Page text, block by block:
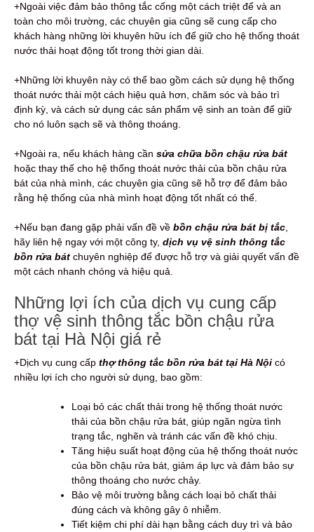
+Ngoài việc đảm bảo thông tắc cống một cách triệt để và an
toàn cho môi trường, các chuyên gia cũng sẽ cung cấp cho
khách hàng những lời khuyên hữu ích để giữ cho hệ thống thoát
nước thải hoạt động tốt trong thời gian dài.
+Những lời khuyên này có thể bao gồm cách sử dụng hệ thống
thoát nước thải một cách hiệu quả hơn, chăm sóc và bảo trì
định kỳ, và cách sử dụng các sản phẩm vệ sinh an toàn để giữ
cho nó luôn sạch sẽ và thông thoáng.
+Ngoài ra, nếu khách hàng cần sửa chữa bồn chậu rửa bát
hoặc thay thế cho hệ thống thoát nước thải của bồn chậu rửa
bát của nhà mình, các chuyên gia cũng sẽ hỗ trợ để đảm bảo
rằng hệ thống của nhà mình hoạt động tốt nhất có thể.
+Nếu bạn đang gặp phải vấn đề về bồn chậu rửa bát bị tắc
hãy liên hệ ngay với một công ty, dịch vụ vệ sinh thông tắc
bồn rửa bát chuyên nghiệp để được hỗ trợ và giải quyết vấn đề
một cách nhanh chóng và hiệu quả.
Những lợi ích của dịch vụ cung cấp
thợ vệ sinh thông tắc bồn chậu rửa
bát tại Hà Nội giá rẻ
+Dịch vụ cung cấp thợ thông tắc bồn rửa bát tại Hà Nội có
nhiều lợi ích cho người sử dụng, bao gồm:
Loại bỏ các chất thải trong hệ thống thoát nước
thải của bồn chậu rửa bát, giúp ngăn ngừa tình
trạng tắc, nghẽn và tránh các vấn đề khó chịu.
Tăng hiệu suất hoạt động của hệ thống thoát nước
của bồn chậu rửa bát, giảm áp lực và đảm bảo sự
thông thoáng cho nước chảy.
Bảo vệ môi trường bằng cách loại bỏ chất thải
đúng cách và không gây ô nhiễm.
Tiết kiệm chi phí dài hạn bằng cách duy trì và bảo